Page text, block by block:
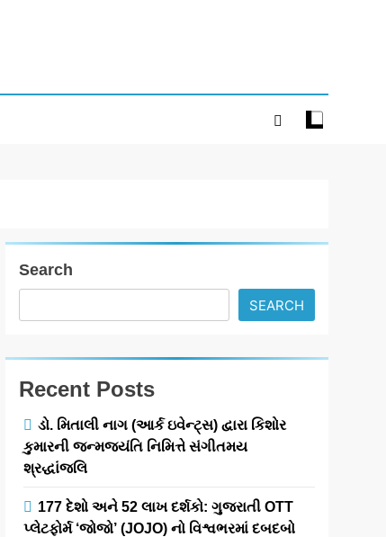
Search
SEARCH
Recent Posts
ડો. મિતાલી નાગ (આર્ક ઇવેન્ટ્સ) દ્વારા કિશોર
કુમારની જન્મજયંતિ નિમિત્તે સંગીતમય
શ્રદ્ધાંજલિ
177 દેશો અને 52 લાખ દર્શકો: ગુજરાતી OTT
પ્લેટફોર્મ ‘જોજો’ (JOJO) નો વિશ્વભરમાં દબદબો